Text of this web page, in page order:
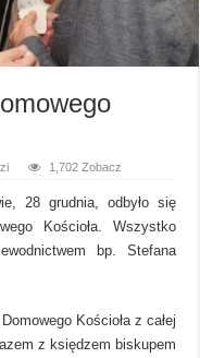
1,702 Zobacz
28 grudnia, odbyło się
Kościoła. Wszystko
bp. Stefana
Kościoła z całej
z księdzem biskupem